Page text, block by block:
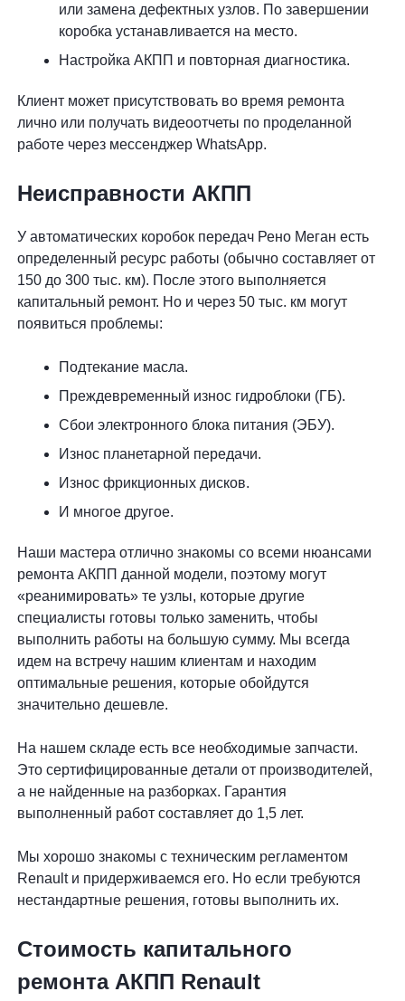
или замена дефектных узлов. По завершении
коробка устанавливается на место.
Настройка АКПП и повторная диагностика.
Клиент может присутствовать во время ремонта
лично или получать видеоотчеты по проделанной
работе через мессенджер WhatsApp.
Неисправности АКПП
У автоматических коробок передач Рено Меган есть
определенный ресурс работы (обычно составляет от
150 до 300 тыс. км). После этого выполняется
капитальный ремонт. Но и через 50 тыс. км могут
появиться проблемы:
Подтекание масла.
Преждевременный износ гидроблоки (ГБ).
Сбои электронного блока питания (ЭБУ).
Износ планетарной передачи.
Износ фрикционных дисков.
И многое другое.
Наши мастера отлично знакомы со всеми нюансами
ремонта АКПП данной модели, поэтому могут
«реанимировать» те узлы, которые другие
специалисты готовы только заменить, чтобы
выполнить работы на большую сумму. Мы всегда
идем на встречу нашим клиентам и находим
оптимальные решения, которые обойдутся
значительно дешевле.
На нашем складе есть все необходимые запчасти.
Это сертифицированные детали от производителей,
а не найденные на разборках. Гарантия
выполненный работ составляет до 1,5 лет.
Мы хорошо знакомы с техническим регламентом
Renault и придерживаемся его. Но если требуются
нестандартные решения, готовы выполнить их.
Стоимость капитального
ремонта АКПП Renault